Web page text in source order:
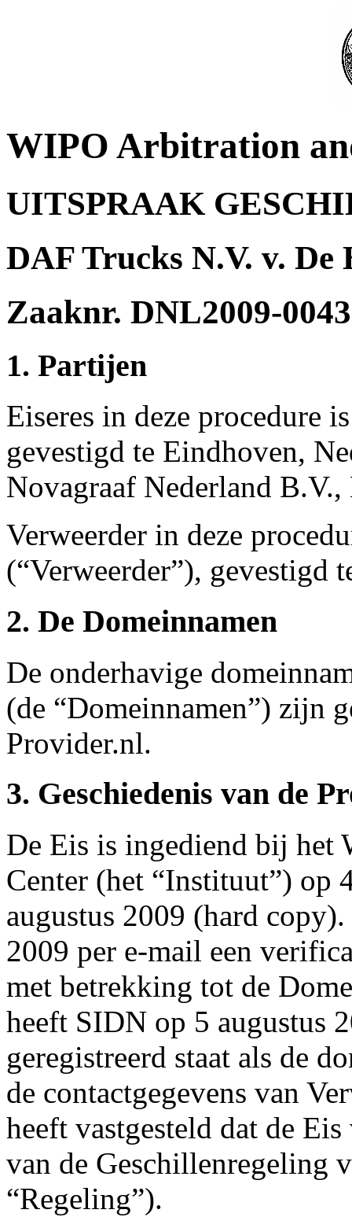
WIPO Arbitration
UITSPRAAK
DAF Trucks N.V. v. De
Zaaknr. DNL2009-0043
1. Partijen
Eiseres in deze procedure
gevestigd te Eindhoven,
Novagraaf Nederland B.V.,
Verweerder in deze
(“Verweerder”), gevestigd
2. De Domeinnamen
De onderhavige
(de “Domeinnamen”) zijn
Provider.nl.
3. Geschiedenis van de
De Eis is ingediend bij
Center (het “Instituut”) op
augustus 2009 (hard
2009 per e-mail een
met betrekking tot de
heeft SIDN op 5 augustus
geregistreerd staat als de
de contactgegevens van
heeft vastgesteld dat de
van de Geschillenregeling
“Regeling”).